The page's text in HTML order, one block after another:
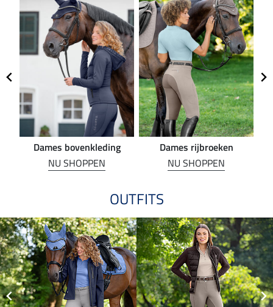
Dames bovenkleding
NU SHOPPEN
Dames rijbroeken
NU SHOPPEN
OUTFITS